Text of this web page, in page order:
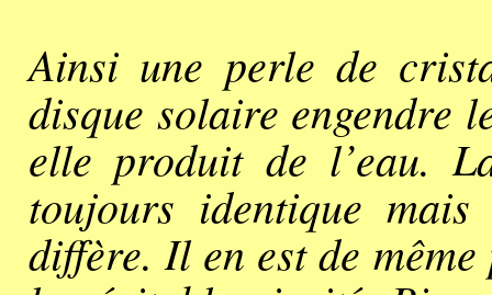
Ainsi une perle de
disque solaire engendre
elle produit de l’eau.
toujours identique
diffère. Il en est de